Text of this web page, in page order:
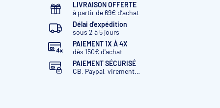
LIVRAISON OFFERTE
à partir de 69€ d’achat
Délai d'expédition
sous 2 à 5 jours
PAIEMENT 1X À 4X
dès 150€ d'achat
PAIEMENT SÉCURISÉ
CB, Paypal, virement…